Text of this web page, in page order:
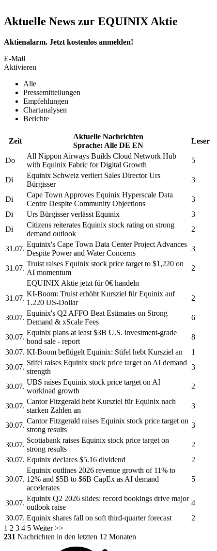
Aktuelle News zur EQUINIX Aktie
Aktienalarm. Jetzt kostenlos anmelden!
E-Mail
Aktivieren
Alle
Pressemitteilungen
Empfehlungen
Chartanalysen
Berichte
Zeit
Aktuelle Nachrichten
Sprache: Alle DE EN
Leser
Do
All Nippon Airways Builds Cloud Network Hub
with Equinix Fabric for Digital Growth
5
Di
Equinix Schweiz verliert Sales Director Urs
Bürgisser
3
Di
Cape Town Approves Equinix Hyperscale Data
Centre Despite Community Objections
3
Di
Urs Bürgisser verlässt Equinix
3
Di
Citizens reiterates Equinix stock rating on strong
demand outlook
2
31.07.
Equinix's Cape Town Data Center Project Advances
Despite Power and Water Concerns
3
31.07.
Truist raises Equinix stock price target to $1,220 on
AI momentum
2
EQUINIX Aktie jetzt für 0€ handeln
31.07.
KI-Boom: Truist erhöht Kursziel fürEquinix auf
1.220 US-Dollar
2
30.07.
Equinix's Q2 AFFO Beat Estimates on Strong
Demand & xScale Fees
6
30.07.
Equinix plans at least $3B U.S. investment-grade
bond sale - report
8
30.07. KI-Boom beflügelt Equinix: Stifel hebt Kursziel an
1
30.07.
Stifel raises Equinix stock price target on AI demand
strength
3
30.07.
UBS raises Equinix stock price target on AI
workload growth
2
30.07.
Cantor Fitzgerald hebt Kursziel fürEquinix nach
starken Zahlen an
3
30.07.
Cantor Fitzgerald raises Equinix stock price target on
strong results
3
30.07.
Scotiabank raises Equinix stock price target on
strong results
2
30.07. Equinix declares $5.16 dividend 2
30.07.
Equinix outlines 2026 revenue growth of 11% to
12% and $5B to $6B CapEx as AI demand
accelerates
5
30.07.
Equinix Q2 2026 slides: record bookings drive major
outlook raise
4
30.07. Equinix shares fall on soft third-quarter forecast
2
1 2 3 4 5 Weiter >>
231 Nachrichten in den letzten 12 Monaten